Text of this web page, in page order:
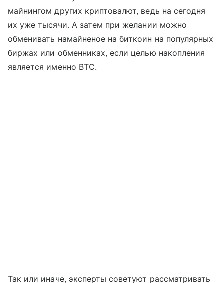
майнингом других криптовалют, ведь на сегодня
их уже тысячи. А затем при желании можно
обменивать намайненое на биткоин на популярных
биржах или обменниках, если целью накопления
является именно BTC.
Так или иначе, эксперты советуют рассматривать